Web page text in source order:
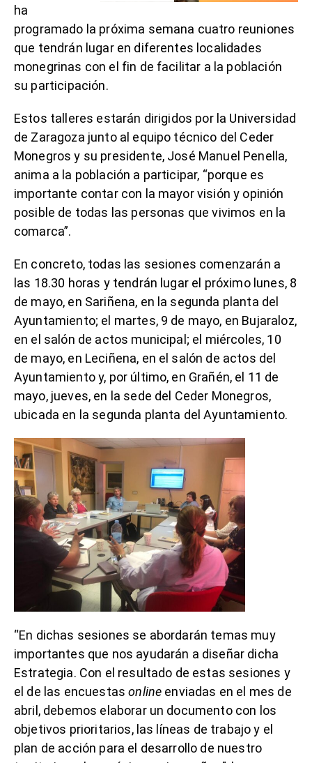
ha
programado la próxima semana cuatro reuniones
que tendrán lugar en diferentes localidades
monegrinas con el fin de facilitar a la población
su participación.
Estos talleres estarán dirigidos por la Universidad
de Zaragoza junto al equipo técnico del Ceder
Monegros y su presidente, José Manuel Penella,
anima a la población a participar, “porque es
importante contar con la mayor visión y opinión
posible de todas las personas que vivimos en la
comarca”.
En concreto, todas las sesiones comenzarán a
las 18.30 horas y tendrán lugar el próximo lunes, 8
de mayo, en Sariñena, en la segunda planta del
Ayuntamiento; el martes, 9 de mayo, en Bujaraloz,
en el salón de actos municipal; el miércoles, 10
de mayo, en Leciñena, en el salón de actos del
Ayuntamiento y, por último, en Grañén, el 11 de
mayo, jueves, en la sede del Ceder Monegros,
ubicada en la segunda planta del Ayuntamiento.
“En dichas sesiones se abordarán temas muy
importantes que nos ayudarán a diseñar dicha
Estrategia. Con el resultado de estas sesiones y
el de las encuestasonline enviadas en el mes de
abril, debemos elaborar un documento con los
objetivos prioritarios, las líneas de trabajo y el
plan de acción para el desarrollo de nuestro